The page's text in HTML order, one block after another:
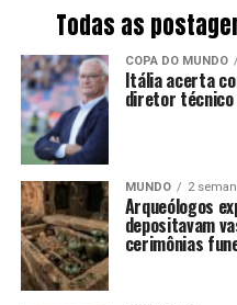
Todas as
COPA DO MUNDO
Itália acerta
diretor técnico
MUNDO 2
Arqueólogos
depositavam
cerimônias